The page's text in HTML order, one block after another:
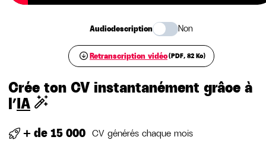
Crée ton CV instantanément grâce à
l’IA
+ de 15 000 CV générés chaque mois
Audiodescription Non
Retranscription vidéo(PDF, 82 Ko)